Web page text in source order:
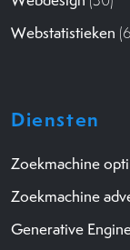
Webstatistieken
Diensten
Zoekmachine
Zoekmachine
Generative